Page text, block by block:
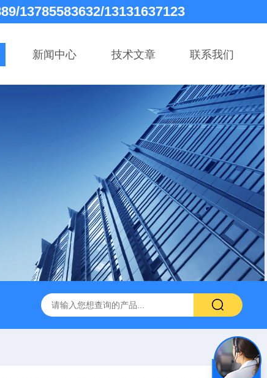
13785583632/13131637123
新闻中心 技术文章 联系我们
600*1200鑫鹏骏 岩棉天花板 防火抗下陷 吸音吊顶 玻纤